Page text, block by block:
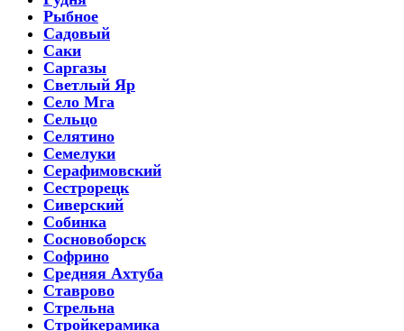
Рыбное
Садовый
Саки
Саргазы
Светлый Яр
Село Мга
Сельцо
Селятино
Семелуки
Серафимовский
Сестрорецк
Сиверский
Собинка
Сосновоборск
Софрино
Средняя Ахтуба
Ставрово
Стрельна
Стройкерамика